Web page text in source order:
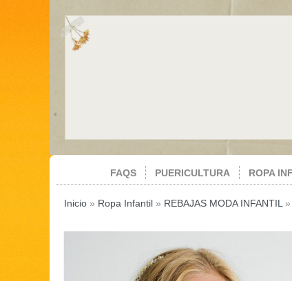
FAQS PUERICULTURA ROPA
Inicio » Ropa Infantil » REBAJAS MODA INFANTIL »